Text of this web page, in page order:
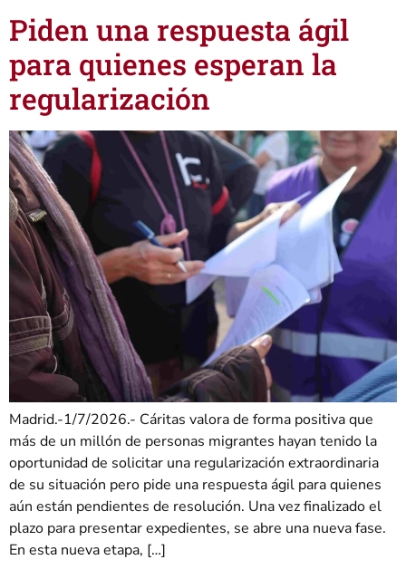
Piden una respuesta ágil
para quienes esperan la
regularización
Madrid.-1/7/2026.- Cáritas valora de forma positiva que
más de un millón de personas migrantes hayan tenido la
oportunidad de solicitar una regularización extraordinaria
de su situación pero pide una respuesta ágil para quienes
aún están pendientes de resolución. Una vez finalizado el
plazo para presentar expedientes, se abre una nueva fase.
En esta nueva etapa, […]